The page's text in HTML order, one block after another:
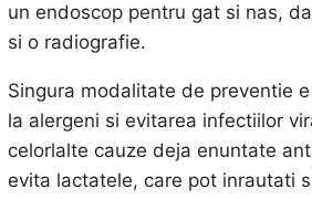
un endoscop pentru gat si nas,
si o radiografie.
Singura modalitate de preventie
la alergeni si evitarea infectiilor
celorlalte cauze deja enuntate
evita lactatele, care pot inrautati